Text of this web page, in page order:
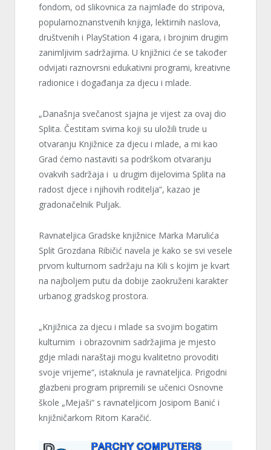
fondom, od slikovnica za najmlađe do stripova,
popularnoznanstvenih knjiga, lektirnih naslova,
društvenih i PlayStation 4 igara, i brojnim drugim
zanimljivim sadržajima. U knjižnici će se također
odvijati raznovrsni edukativni programi, kreativne
radionice i događanja za djecu i mlade.
„Današnja svečanost sjajna je vijest za ovaj dio
Splita. Čestitam svima koji su uložili trude u
otvaranju Knjižnice za djecu i mlade, a mi kao
Grad ćemo nastaviti sa podrškom otvaranju
ovakvih sadržaja i u drugim dijelovima Splita na
radost djece i njihovih roditelja“, kazao je
gradonačelnik Puljak.
Ravnateljica Gradske knjižnice Marka Marulića
Split Grozdana Ribičić navela je kako se svi vesele
prvom kulturnom sadržaju na Kili s kojim je kvart
na najboljem putu da dobije zaokruženi karakter
urbanog gradskog prostora.
„Knjižnica za djecu i mlade sa svojim bogatim
kulturnim i obrazovnim sadržajima je mjesto
gdje mladi naraštaji mogu kvalitetno provoditi
svoje vrijeme“, istaknula je ravnateljica. Prigodni
glazbeni program pripremili se učenici Osnovne
škole „Mejaši“ s ravnateljicom Josipom Banić i
knjižničarkom Ritom Karačić.